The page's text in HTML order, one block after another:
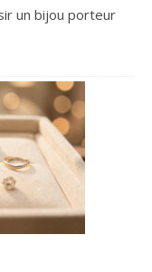
un bijou porteur